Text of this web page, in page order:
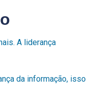
A liderança
da informação, isso